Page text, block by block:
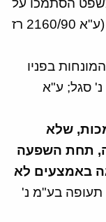
הסתמכו על
(ע"א 2160/90 רז
בפניו
92 סגל נ' סגל; ע"א
שלא
תחת השפעה
באמצעים לא
תעופה בע"מ נ'